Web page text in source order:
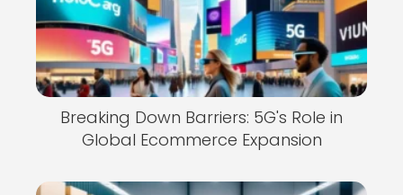
Breaking Down Barriers: 5G's Role in
Global Ecommerce Expansion